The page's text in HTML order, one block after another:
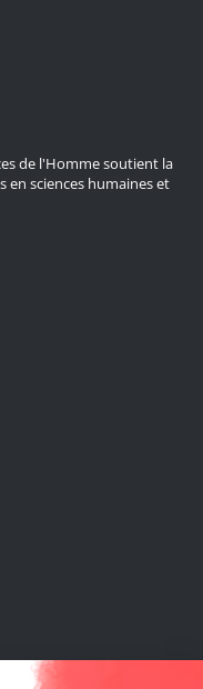
de l'Homme soutient la
en sciences humaines et